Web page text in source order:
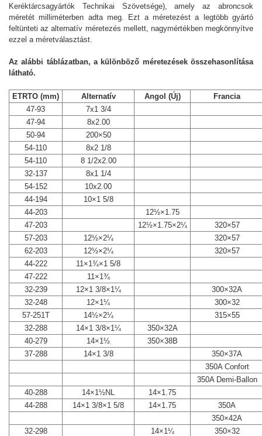
Keréktárcsagyártók Technikai Szövetsége), amely az abroncsok
méretét milliméterben adta meg. Ezt a méretezést a legtöbb gyártó
feltünteti az alternatív méretezés mellett, nagymértékben megkönnyítve
ezzel a méretválasztást.
Az alábbi táblázatban, a különböző méretezések összehasonlítása
látható.
ETRTO (mm) Alternatív Angol (Új)
Francia
47-93
7x1 3/4
47-94
8x2.00
50-94
200×50
54-110
8x2 1/8
54-110
8 1/2x2.00
32-137
8x1 1/4
54-152
10x2.00
44-194
10×1 5/8
44-203
12½×1.75
47-203
12½×1.75×2¼
320×57
57-203
12½×2¼
320×57
62-203
12½×2¼
320×57
44-222
11×1¾×1 5/8
47-222
11×1¾
32-239
12×1 3/8×1¼
300×32A
32-248
12×1¼
300×32
57-251T
14½×2¼
315×55
32-288
14×1 3/8×1¼
350×32A
40-279
14×1½
350×38B
37-288
14×1 3/8
350×37A
350A Confort
350A Demi-Ballon
40-288
14×1½NL
14×1.75
44-288
14×1 3/8×1 5/8 14×1.75
350A
350×42A
32-298
14×1¼
350×32